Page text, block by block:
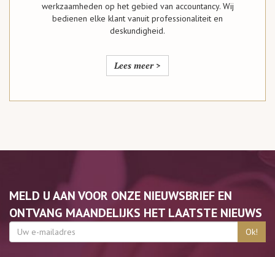
werkzaamheden op het gebied van accountancy. Wij
bedienen elke klant vanuit professionaliteit en
deskundigheid.
Lees meer >
MELD U AAN VOOR ONZE NIEUWSBRIEF EN
ONTVANG MAANDELIJKS HET LAATSTE NIEUWS
Ok!